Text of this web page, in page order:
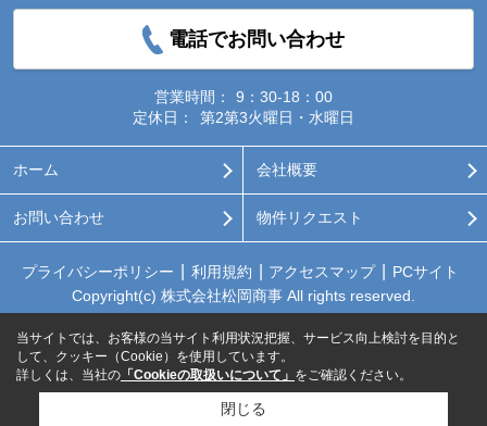
電話でお問い合わせ
営業時間：
9：30-18：00
定休日：
第2第3火曜日・水曜日
ホーム 会社概要
お問い合わせ 物件リクエスト
プライバシーポリシー 利用規約 アクセスマップ
PCサイト
Copyright(c) 株式会社松岡商事 All rights reserved.
当サイトでは、お客様の当サイト利用状況把握、サービス向上検討を目的と
して、クッキー（Cookie）を使用しています。
詳しくは、当社の 「Cookieの取扱いについて」 をご確認ください。
閉じる